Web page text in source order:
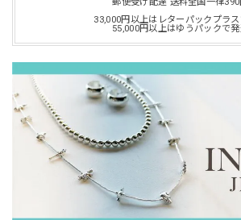
33,000円以上はレターパックプラ
55,000円以上はゆうパックで